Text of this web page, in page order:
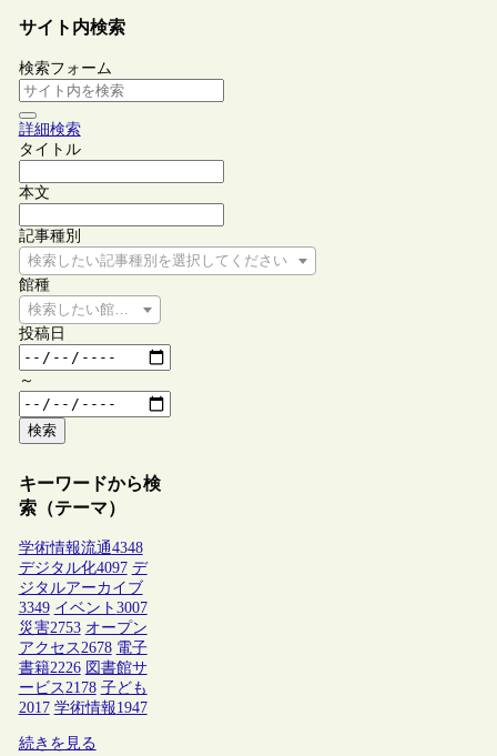
サイト内検索
検索フォーム
詳細検索
タイトル
本文
記事種別
検索したい記事種別を選択してください
館種
検索したい館種を選択してください
投稿日
～
検索
キーワードから検
索（テーマ）
学術情報流通4348
デジタル化4097 デ
ジタルアーカイブ
3349 イベント 3007
災害2753 オープン
アクセス2678 電子
書籍2226 図書館サ
ービス2178 子ども
2017 学術情報1947
続きを見る